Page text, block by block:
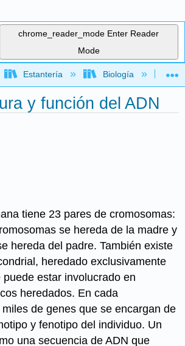
chrome_reader_mode Enter Reader
Mode
jerarquía global
Estantería Biología
y función del ADN
tiene 23 pares de cromosomas:
se hereda de la madre y
hereda del padre. También existe
heredado exclusivamente
estar involucrado en
heredados. En cada
de genes que se encargan de
y fenotipo del individuo. Un
una secuencia de ADN que